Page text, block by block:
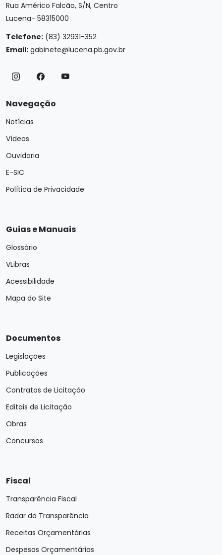
Rua Américo Falcão, S/N, Centro
Lucena- 58315000
Telefone: (83) 32931-352
Email: gabinete@lucena.pb.gov.br
Navegação
Notícias
Vídeos
Ouvidoria
E-SIC
Política de Privacidade
Guias e Manuais
Glossário
VLibras
Acessibilidade
Mapa do Site
Documentos
Legislações
Publicações
Contratos de Licitação
Editais de Licitação
Obras
Concursos
Fiscal
Transparência Fiscal
Radar da Transparência
Receitas Orçamentárias
Despesas Orçamentárias